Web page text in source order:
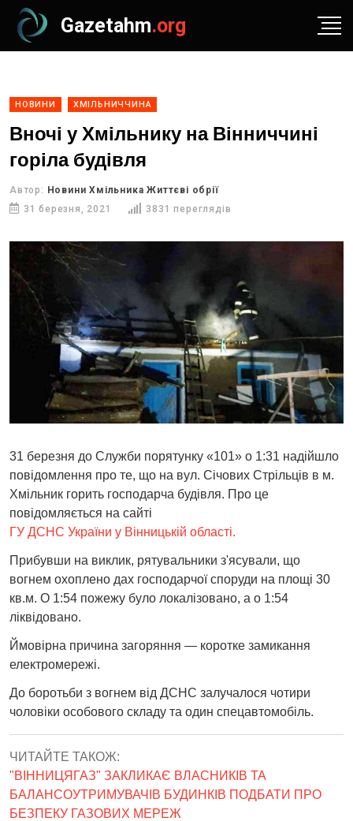
Gazetahm.org
НОВИНИ ХМІЛЬНИЧЧИНА
Вночі у Хмільнику на Вінниччині
горіла будівля
Автор: Новини Хмільника Життєві обрії
31 березня, 2021
3831 переглядів
31 березня до Служби порятунку «101» о 1:31 надійшло
повідомлення про те, що на вул. Січових Стрільців в м.
Хмільник горить господарча будівля. Про це
повідомляється на сайті
ГУ ДСНС України у Вінницькій області.
Прибувши на виклик, рятувальники з'ясували, що
вогнем охоплено дах господарчої споруди на площі 30
кв.м. О 1:54 пожежу було локалізовано, а о 1:54
ліквідовано.
Ймовірна причина загоряння — коротке замикання
електромережі.
До боротьби з вогнем від ДСНС залучалося чотири
чоловіки особового складу та один спецавтомобіль.
ЧИТАЙТЕ ТАКОЖ:
"ВІННИЦЯГАЗ" ЗАКЛИКАЄ ВЛАСНИКІВ ТА
БАЛАНСОУТРИМУВАЧІВ БУДИНКІВ ПОДБАТИ ПРО
БЕЗПЕКУ ГАЗОВИХ МЕРЕЖ